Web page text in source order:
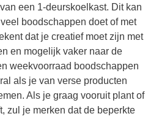
een 1-deurskoelkast. Dit kan
boodschappen doet of met
dat je creatief moet zijn met
en mogelijk vaker naar de
weekvoorraad boodschappen
als je van verse producten
Als je graag vooruit plant of
zul je merken dat de beperkte